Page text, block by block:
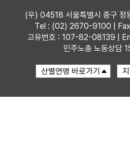
(우) 04518 서울특별시 중구 정
Tel : (02) 2670-9100 |
고유번호 : 107-82-08139 |
민주노총 노동상담